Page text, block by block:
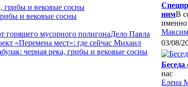
и вековые сосны
горящего мусорного полигонаДело Павла
«Перемена мест»: где сейчас Михаил
черная река, грибы и вековые сосны
нимВ
Максим
03/08/
нас
Елена